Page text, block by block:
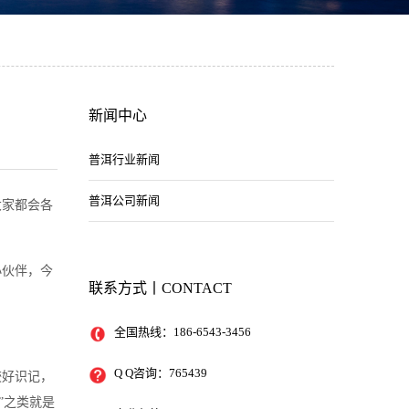
都会各
伴，今
识记，
之类就是
新闻中心
普洱行业新闻
普洱公司新闻
联系方式丨CONTACT
全国热线：186-6543-3456
Q Q咨询：765439